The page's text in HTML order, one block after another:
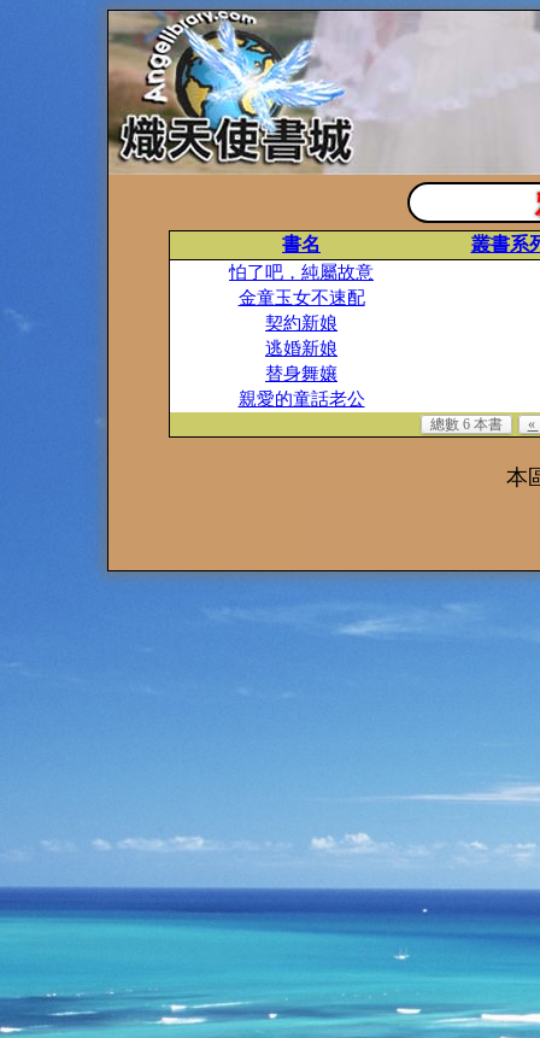
書名 叢書系
怕了吧，純屬故意
金童玉女不速配
契約新娘
逃婚新娘
替身舞孃
親愛的童話老公
總數 6 本書 «
本